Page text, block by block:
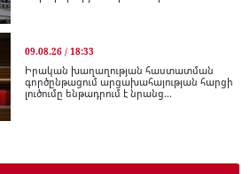
09.08.26 / 18:33
Իրական խաղաղության հաստատման
գործընթացում արցախահայության հարցի
լուծումը ենթադրում է նրանց...